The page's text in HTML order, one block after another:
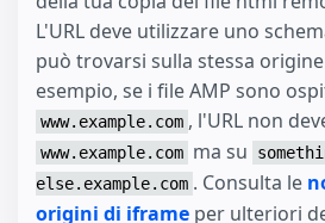
L'URL deve utilizzare uno
può trovarsi sulla stessa origine
esempio, se i file AMP sono
www.example.com , l'URL non
www.example.com ma su
else.example.com . Consulta le
origini di iframe per ulteriori